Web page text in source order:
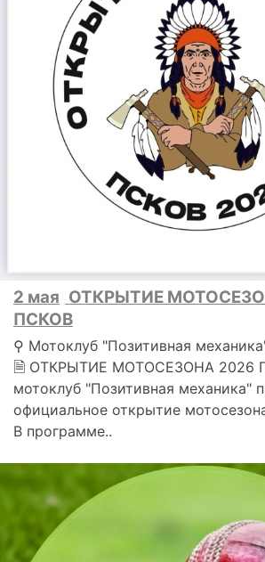
2 мая ОТКРЫТИЕ
ПСКОВ
⚲ Мотоклуб "Позитивная
🗎 ОТКРЫТИЕ МОТОСЕЗОНА 2026
мотоклуб "Позитивная механика"
официальное открытие
В программе..